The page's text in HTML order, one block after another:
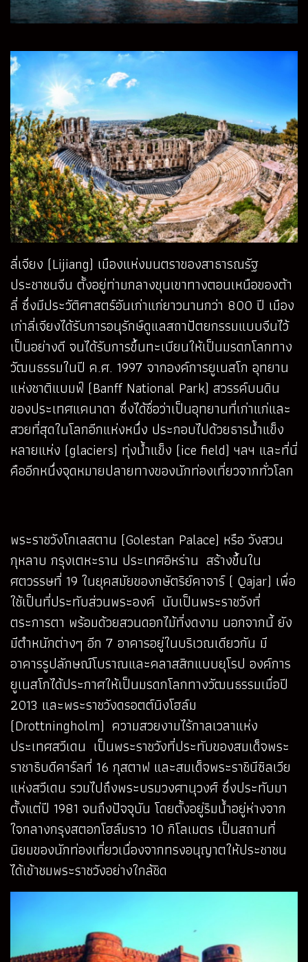
ลี่เจียง (Lijiang) เมืองแห่งมนตราของสาธารณรัฐ
ประชาชนจีน ตั้งอยู่ท่ามกลางขุนเขาทางตอนเหนือของต้า
ลี่ ซึ่งมีประวัติศาสตร์อันเก่าแก่ยาวนานกว่า 800 ปี เมือง
เก่าลี่เจียงได้รับการอนุรักษ์ดูแลสถาปัตยกรรมแบบจีนไว้
เป็นอย่างดี จนได้รับการขึ้นทะเบียนให้เป็นมรดกโลกทาง
วัฒนธรรมในปี ค.ศ. 1997 จากองค์การยูเนสโก อุทยาน
แห่งชาติแบมฟ์ (Banff National Park) สวรรค์บนดิน
ของประเทศแคนาดา ซึ่งได้ชื่อว่าเป็นอุทยานที่เก่าแก่และ
สวยที่สุดในโลกอีกแห่งหนึ่ง ประกอบไปด้วยธารน้ำแข็ง
หลายแห่ง (glaciers) ทุ่งน้ำแข็ง (ice field) ฯลฯ และที่นี่
คืออีกหนึ่งจุดหมายปลายทางของนักท่องเที่ยวจากทั่วโลก
พระราชวังโกเลสตาน (Golestan Palace) หรือ วังสวน
กุหลาบ กรุงเตหะราน ประเทศอิหร่าน สร้างขึ้นใน
ศตวรรษที่ 19 ในยุคสมัยของกษัตริย์คาจาร์ ( Qajar) เพื่อ
ใช้เป็นที่ประทับส่วนพระองค์ นับเป็นพระราชวังที่
ตระการตา พร้อมด้วยสวนดอกไม้ที่งดงาม นอกจากนี้ ยัง
มีตำหนักต่างๆ อีก 7 อาคารอยู่ในบริเวณเดียวกัน มี
อาคารรูปลักษณ์โบราณและคลาสสิกแบบยุโรป องค์การ
ยูเนสโกได้ประกาศให้เป็นมรดกโลกทางวัฒนธรรมเมื่อปี
2013 และพระราชวังดรอตต์นิงโฮล์ม
(Drottningholm) ความสวยงามไร้กาลเวลาแห่ง
ประเทศสวีเดน เป็นพระราชวังที่ประทับของสมเด็จพระ
ราชาธิบดีคาร์ลที่ 16 กุสตาฟ และสมเด็จพระราชินีซิลเวีย
แห่งสวีเดน รวมไปถึงพระบรมวงศานุวงศ์ ซึ่งประทับมา
ตั้งแต่ปี 1981 จนถึงปัจจุบัน โดยตั้งอยู่ริมน้ำอยู่ห่างจาก
ใจกลางกรุงสตอกโฮล์มราว 10 กิโลเมตร เป็นสถานที่
นิยมของนักท่องเที่ยวเนื่องจากทรงอนุญาตให้ประชาชน
ได้เข้าชมพระราชวังอย่างใกล้ชิด